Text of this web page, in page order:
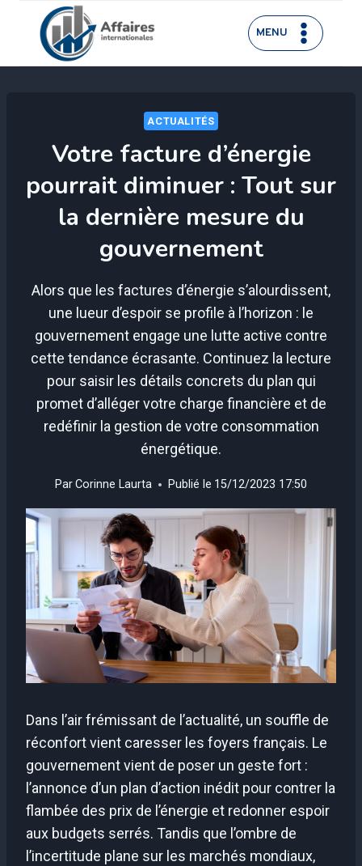
contenu
MENU
ACTUALITÉS
Votre facture d’énergie
pourrait diminuer : Tout sur
la dernière mesure du
gouvernement
Alors que les factures d’énergie s’alourdissent,
une lueur d’espoir se profile à l’horizon : le
gouvernement engage une lutte active contre
cette tendance écrasante. Continuez la lecture
pour saisir les détails concrets du plan qui
promet d’alléger votre charge financière et de
redéfinir la gestion de votre consommation
énergétique.
ParCorinne Laurta Publié le 15/12/2023 17:50
Dans l’air frémissant de l’actualité, un souffle de
réconfort vient caresser les foyers français. Le
gouvernement vient de poser un geste fort :
l’annonce d’un plan d’action inédit pour contrer la
flambée des prix de l’énergie et redonner espoir
aux budgets serrés. Tandis que l’ombre de
l’incertitude plane sur les marchés mondiaux,